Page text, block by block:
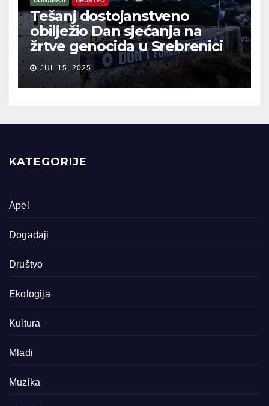
Tešanj dostojanstveno
obilježio Dan sjećanja na
žrtve genocida u Srebrenici
JUL 15, 2025
KATEGORIJE
Apel
Događaji
Društvo
Ekologija
Kultura
Mladi
Muzika